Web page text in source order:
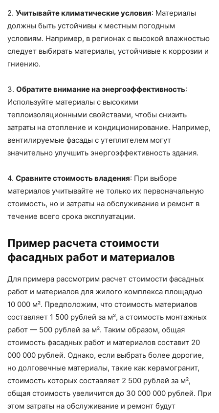
2. Учитывайте климатические условия: Материалы
должны быть устойчивы к местным погодным
условиям. Например, в регионах с высокой влажностью
следует выбирать материалы, устойчивые к коррозии и
гниению.
3. Обратите внимание на энергоэффективность:
Используйте материалы с высокими
теплоизоляционными свойствами, чтобы снизить
затраты на отопление и кондиционирование. Например,
вентилируемые фасады с утеплителем могут
значительно улучшить энергоэффективность здания.
4. Сравните стоимость владения: При выборе
материалов учитывайте не только их первоначальную
стоимость, но и затраты на обслуживание и ремонт в
течение всего срока эксплуатации.
Пример расчета стоимости
фасадных работ и материалов
Для примера рассмотрим расчет стоимости фасадных
работ и материалов для жилого комплекса площадью
10 000 м². Предположим, что стоимость материалов
составляет 1 500 рублей за м², а стоимость монтажных
работ — 500 рублей за м². Таким образом, общая
стоимость фасадных работ и материалов составит 20
000 000 рублей. Однако, если выбрать более дорогие,
но долговечные материалы, такие как керамогранит,
стоимость которых составляет 2 500 рублей за м²,
общая стоимость увеличится до 30 000 000 рублей. При
этом затраты на обслуживание и ремонт будут